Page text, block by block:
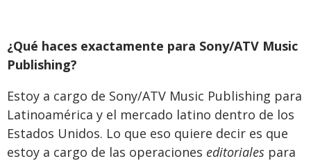
¿Qué haces exactamente para Sony/ATV Music
Publishing?
Estoy a cargo de Sony/ATV Music Publishing para
Latinoamérica y el mercado latino dentro de los
Estados Unidos. Lo que eso quiere decir es que
estoy a cargo de las operaciones editoriales para